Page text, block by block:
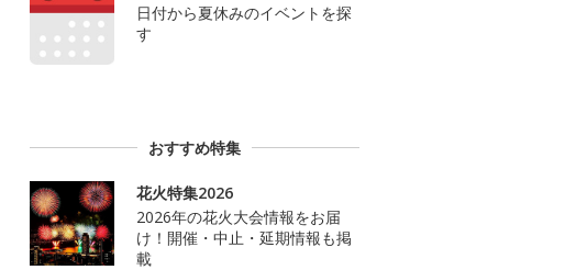
日付から夏休みのイベントを探
す
おすすめ特集
花火特集2026
2026年の花火大会情報をお届
け！開催・中止・延期情報も掲
載